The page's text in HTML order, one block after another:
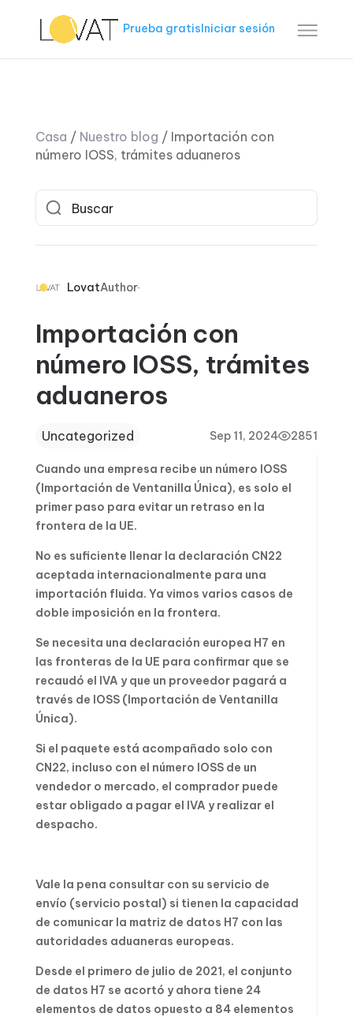
Prueba gratisIniciar sesión
Casa / Nuestro blog / Importación con
número IOSS, trámites aduaneros
LovatAuthor
Importación con
número IOSS, trámites
aduaneros
Uncategorized Sep 11, 2024 2851
Cuando una empresa recibe un número IOSS
(Importación de Ventanilla Única), es solo el
primer paso para evitar un retraso en la
frontera de la UE.
No es suficiente llenar la declaración CN22
aceptada internacionalmente para una
importación fluida. Ya vimos varios casos de
doble imposición en la frontera.
Se necesita una declaración europea H7 en
las fronteras de la UE para confirmar que se
recaudó el IVA y que un proveedor pagará a
través de IOSS (Importación de Ventanilla
Única).
Si el paquete está acompañado solo con
CN22, incluso con el número IOSS de un
vendedor o mercado, el comprador puede
estar obligado a pagar el IVA y realizar el
despacho.
Vale la pena consultar con su servicio de
envío (servicio postal) si tienen la capacidad
de comunicar la matriz de datos H7 con las
autoridades aduaneras europeas.
Desde el primero de julio de 2021, el conjunto
de datos H7 se acortó y ahora tiene 24
elementos de datos opuesto a 84 elementos